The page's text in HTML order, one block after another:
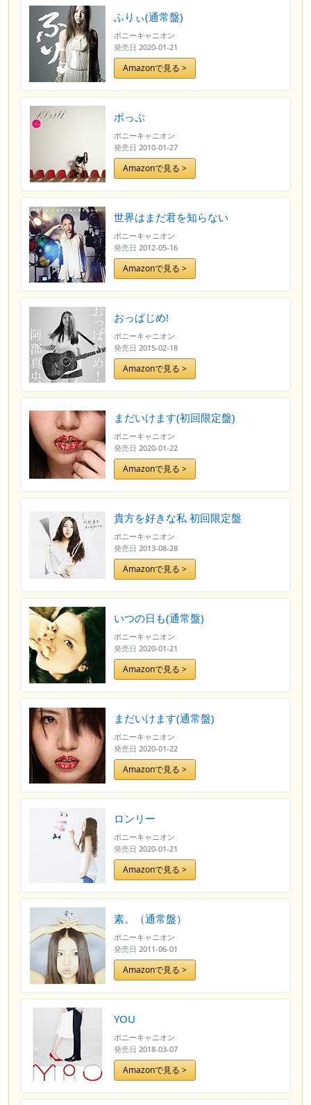
ふりぃ(通常盤)
ポニーキャニオン
発売日 2020-01-21
Amazonで見る >
ポっぷ
ポニーキャニオン
発売日 2010-01-27
Amazonで見る >
世界はまだ君を知らない
ポニーキャニオン
発売日 2012-05-16
Amazonで見る >
おっぱじめ!
ポニーキャニオン
発売日 2015-02-18
Amazonで見る >
まだいけます(初回限定盤)
ポニーキャニオン
発売日 2020-01-22
Amazonで見る >
貴方を好きな私 初回限定盤
ポニーキャニオン
発売日 2013-08-28
Amazonで見る >
いつの日も(通常盤)
ポニーキャニオン
発売日 2020-01-21
Amazonで見る >
まだいけます(通常盤)
ポニーキャニオン
発売日 2020-01-22
Amazonで見る >
ロンリー
ポニーキャニオン
発売日 2020-01-21
Amazonで見る >
素。（通常盤）
ポニーキャニオン
発売日 2011-06-01
Amazonで見る >
YOU
ポニーキャニオン
発売日 2018-03-07
Amazonで見る >